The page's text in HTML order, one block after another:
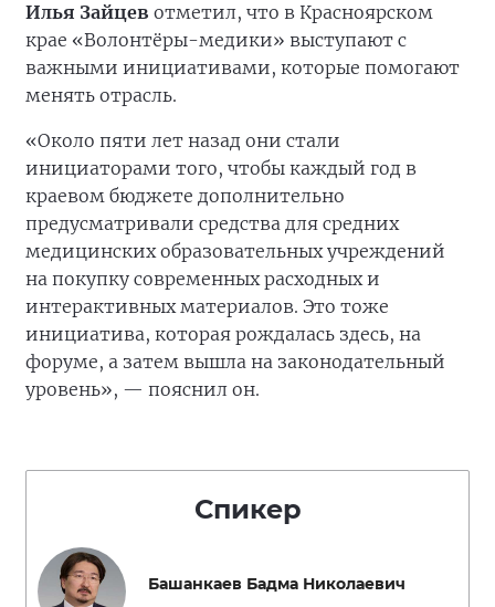
Илья Зайцев отметил, что в Красноярском
крае «Волонтёры-медики» выступают с
важными инициативами, которые помогают
менять отрасль.
«Около пяти лет назад они стали
инициаторами того, чтобы каждый год в
краевом бюджете дополнительно
предусматривали средства для средних
медицинских образовательных учреждений
на покупку современных расходных и
интерактивных материалов. Это тоже
инициатива, которая рождалась здесь, на
форуме, а затем вышла на законодательный
уровень», — пояснил он.
Спикер
Башанкаев Бадма Николаевич